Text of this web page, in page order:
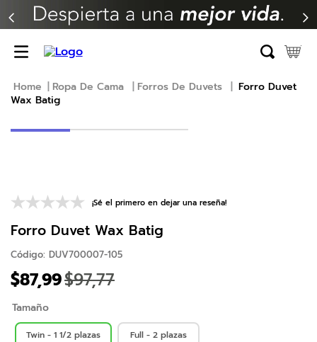
Ropa De Cama Forros De Duvets
Forro Duvet
Wax Batig
¡Sé el primero en dejar una reseña!
Forro Duvet Wax Batig
Código: DUV700007-105
$87,99$97,77
Tamaño
Twin - 1 1/2 plazas Full - 2 plazas
TÉRMINOS MÁS BUSCADOS
1.
erica
3.
colchon
7.
almohadas
8
sofa cama
9.
natasha
10. camas